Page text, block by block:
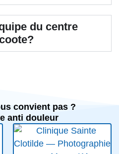
du centre
convient pas ?
anti douleur